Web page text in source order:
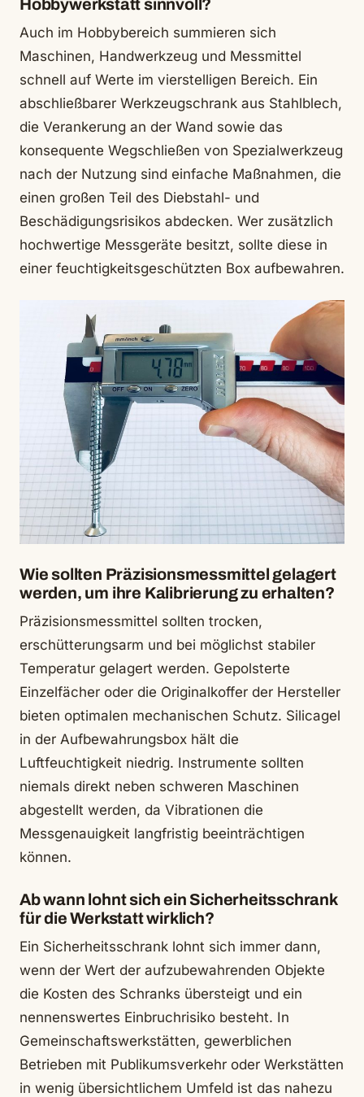
Hobbywerk­statt sinnvoll?
Auch im Hobbybereich summieren sich
Maschinen, Handwerkzeug und Messmittel
schnell auf Werte im vierstelligen Bereich. Ein
abschließbarer Werkzeugschrank aus Stahlblech,
die Verankerung an der Wand sowie das
konsequente Wegschließen von Spezialwerkzeug
nach der Nutzung sind einfache Maßnahmen, die
einen großen Teil des Diebstahl- und
Beschädigungsrisikos abdecken. Wer zusätzlich
hochwertige Messgeräte besitzt, sollte diese in
einer feuchtigkeitsgeschützten Box aufbewahren.
Wie sollten Präzisionsmessmittel gelagert
werden, um ihre Kalibrierung zu erhalten?
Präzisionsmessmittel sollten trocken,
erschütterungsarm und bei möglichst stabiler
Temperatur gelagert werden. Gepolsterte
Einzelfächer oder die Originalkoffer der Hersteller
bieten optimalen mechanischen Schutz. Silicagel
in der Aufbewahrungsbox hält die
Luftfeuchtigkeit niedrig. Instrumente sollten
niemals direkt neben schweren Maschinen
abgestellt werden, da Vibrationen die
Messgenauigkeit langfristig beeinträchtigen
können.
Ab wann lohnt sich ein Sicherheitsschrank
für die Werkstatt wirklich?
Ein Sicherheitsschrank lohnt sich immer dann,
wenn der Wert der aufzubewahrenden Objekte
die Kosten des Schranks übersteigt und ein
nennenswertes Einbruchrisiko besteht. In
Gemeinschaftswerkstätten, gewerblichen
Betrieben mit Publikumsverkehr oder Werkstätten
in wenig übersichtlichem Umfeld ist das nahezu